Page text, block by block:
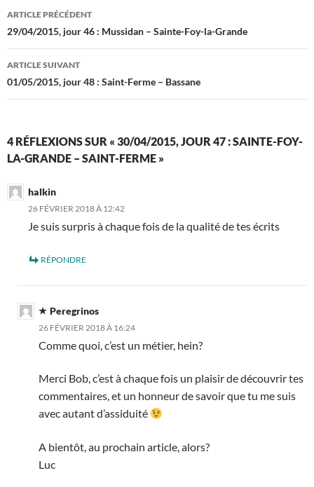
Navigation
des
articles
ARTICLE PRÉCÉDENT
29/04/2015, jour 46 : Mussidan – Sainte-Foy-la-Grande
ARTICLE SUIVANT
01/05/2015, jour 48 : Saint-Ferme – Bassane
4 RÉFLEXIONS SUR « 30/04/2015, JOUR 47 : SAINTE-FOY-
LA-GRANDE – SAINT-FERME »
halkin
26 FÉVRIER 2018 À 12:42
Je suis surpris à chaque fois de la qualité de tes écrits
RÉPONDRE
Peregrinos
26 FÉVRIER 2018 À 16:24
Comme quoi, c’est un métier, hein?
Merci Bob, c’est à chaque fois un plaisir de découvrir tes
commentaires, et un honneur de savoir que tu me suis
avec autant d’assiduité
A bientôt, au prochain article, alors?
Luc